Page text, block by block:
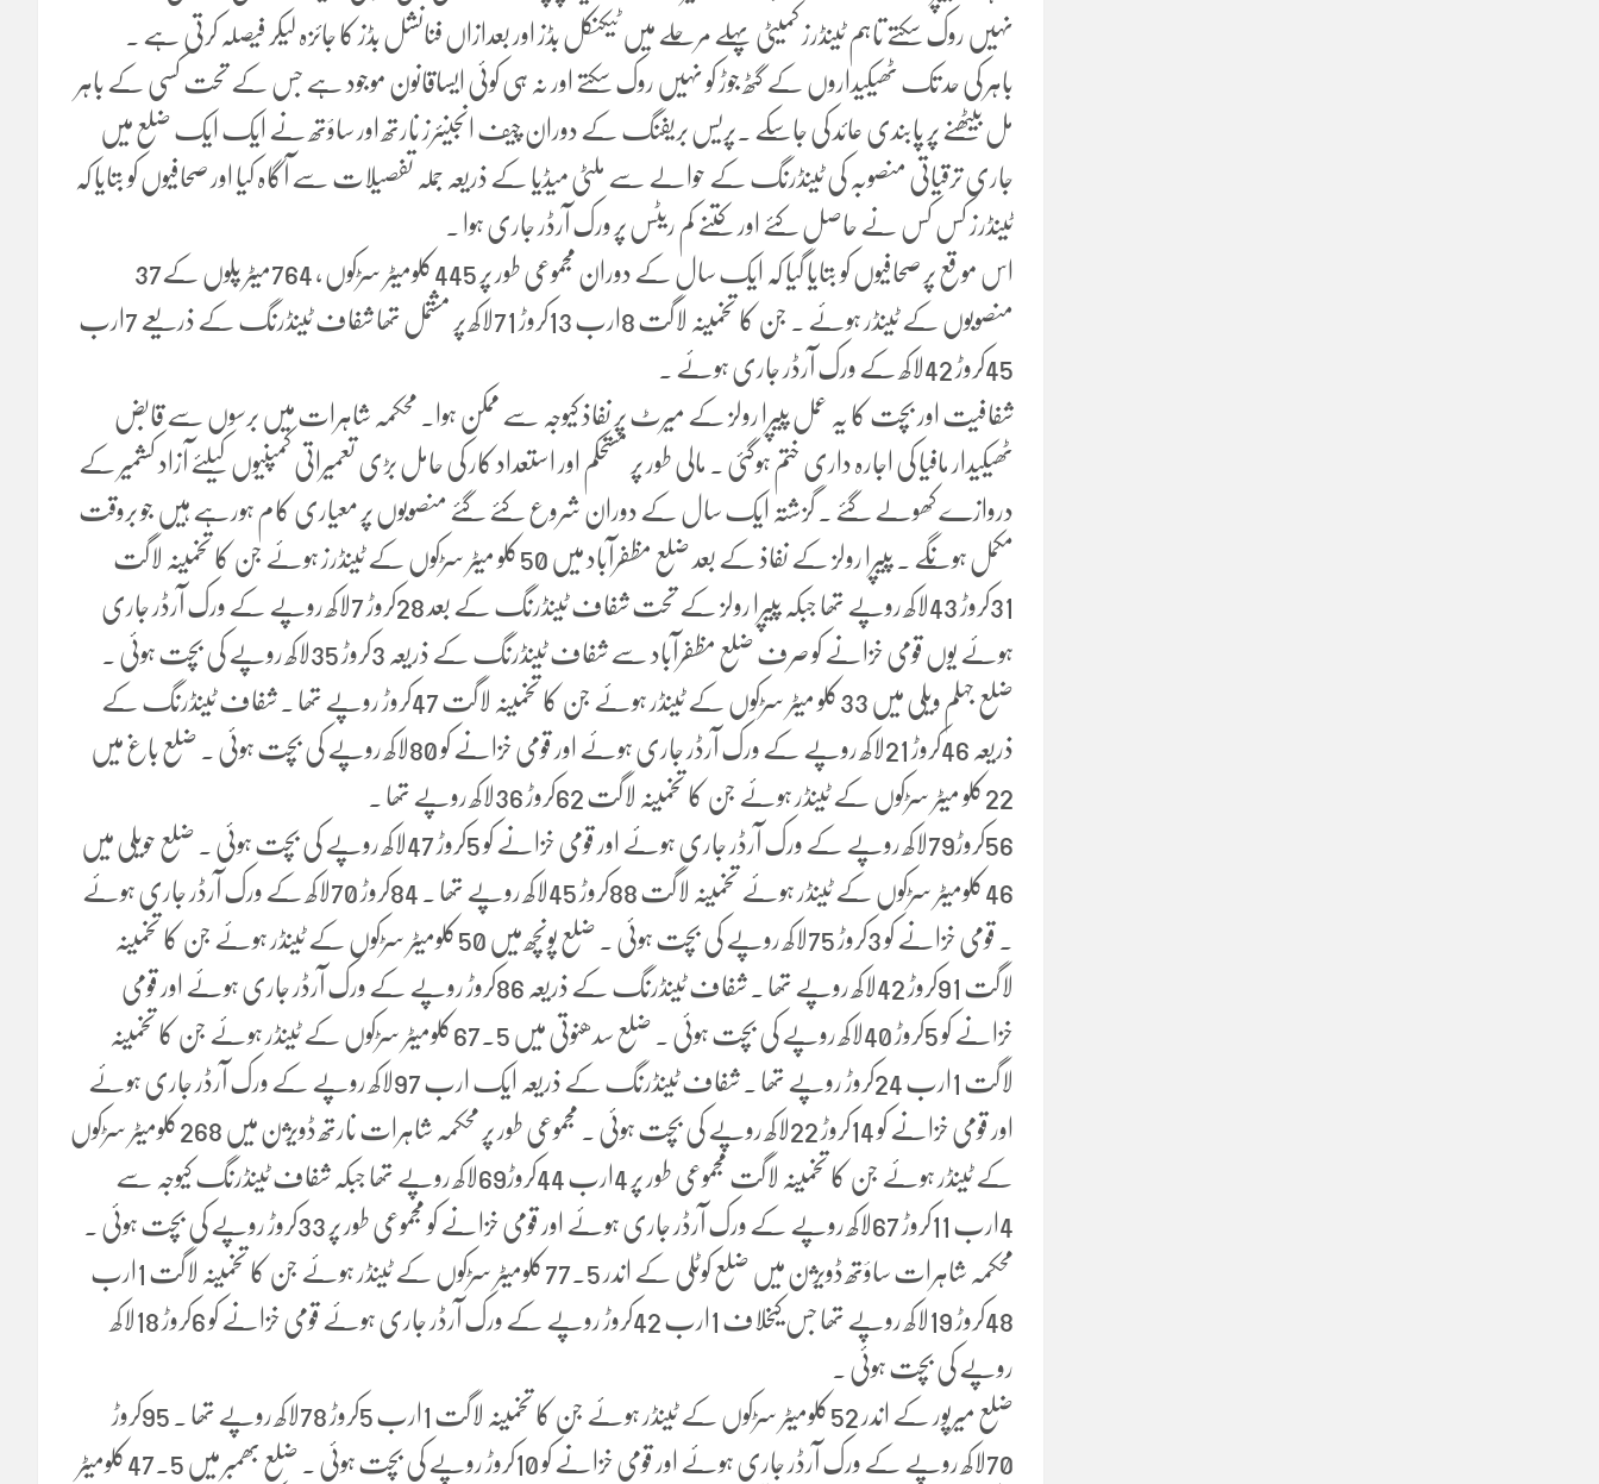
نہیں روک سکتے تاہم ٹینڈرز کمیٹی پہلے مرحلے میں ٹیکنکل بڈز اور بعدازاں فنانشل بڈز کا جائزہ لیکر فیصلہ کرتی ہے ۔
باہر کی حد تک ٹھیکیداروں کے گٹھ جوڑ کو نہیں روک سکتے اور نہ ہی کوئی ایساقانون موجود ہے جس کے تحت کسی کے باہر
مل بیٹھنے پر پابندی عائد کی جاسکے ۔پریس بریفنگ کے دوران چیف انجینئرز نارتھ اور ساؤتھ نے ایک ایک ضلع میں
جاری ترقیاتی منصوبہ کی ٹینڈرنگ کے حوالے سے ملٹی میڈیا کے ذریعہ جملہ تفصیلات سے آگاہ کیا اور صحافیوں کو بتایا کہ
ٹینڈرز کس کس نے حاصل کئے اور کتنے کم ریٹس پر ورک آرڈر جاری ہوا ۔
اس موقع پر صحافیوں کو بتایا گیا کہ ایک سال کے دوران مجموعی طور پر 445کلومیٹر سڑکوں ، 764میٹر پلوں کے37
منصوبوں کے ٹینڈر ہوئے ۔ جن کا تخمینہ لاگت 8ارب 13کروڑ 71لاکھ پر مشتمل تھا شفاف ٹینڈرنگ کے ذریعے 7ارب
45کروڑ 42لاکھ کے ورک آرڈر جاری ہوئے ۔
شفافیت اور بچت کا یہ عمل پیپرا رولز کے میرٹ پر نفاذ کیوجہ سے ممکن ہوا۔ محکمہ شاہرات میں برسوں سے قابض
ٹھیکیدار مافیا کی اجارہ داری ختم ہوگئی ۔ مالی طور پر مستحکم اور استعداد کار کی حامل بڑی تعمیراتی کمپنیوں کیلئے آزاد کشمیر کے
دروازے کھولے گئے ۔ گزشتہ ایک سال کے دوران شروع کئے گئے منصوبوں پر معیاری کام ہورہے ہیں جو بروقت
مکمل ہونگے ۔ پیپرا رولز کے نفاذ کے بعد ضلع مظفرآباد میں 50کلو میٹر سڑکوں کے ٹینڈرز ہوئے جن کا تخمینہ لاگت
31کروڑ 43لاکھ روپے تھا جبکہ پیپرا رولز کے تحت شفاف ٹینڈرنگ کے بعد 28کروڑ 7لاکھ روپے کے ورک آرڈر جاری
ہوئے یوں قومی خزانے کو صرف ضلع مظفرآباد سے شفاف ٹینڈرنگ کے ذریعہ 3کروڑ 35لاکھ روپے کی بچت ہوئی ۔
ضلع جہلم ویلی میں 33کلو میٹر سڑکوں کے ٹینڈر ہوئے جن کا تخمینہ لاگت 47کروڑ روپے تھا ۔ شفاف ٹینڈرنگ کے
ذریعہ 46کروڑ 21لاکھ روپے کے ورک آرڈر جاری ہوئے اور قومی خزانے کو 80لاکھ روپے کی بچت ہوئی ۔ ضلع باغ میں
22کلو میٹر سڑکوں کے ٹینڈر ہوئے جن کا تخمینہ لاگت 62کروڑ 36لاکھ روپے تھا ۔
56کروڑ79لاکھ روپے کے ورک آرڈر جاری ہوئے اور قومی خزانے کو 5کروڑ 47لاکھ روپے کی بچت ہوئی ۔ ضلع حویلی میں
46کلومیٹر سڑکوں کے ٹینڈر ہوئے تخمینہ لاگت 88کروڑ 45لاکھ روپے تھا ۔ 84کروڑ 70لاکھ کے ورک آرڈر جاری ہوئے
۔ قومی خزانے کو 3کروڑ 75لاکھ روپے کی بچت ہوئی ۔ ضلع پونچھ میں 50کلومیٹر سڑکوں کے ٹینڈر ہوئے جن کا تخمینہ
لاگت 91کروڑ 42لاکھ روپے تھا ۔ شفاف ٹینڈرنگ کے ذریعہ 86کروڑ روپے کے ورک آرڈر جاری ہوئے اور قومی
خزانے کو 5کروڑ 40لاکھ روپے کی بچت ہوئی ۔ ضلع سدھنوتی میں 67.5کلومیٹر سڑکوں کے ٹینڈر ہوئے جن کا تخمینہ
لاگت 1ارب 24کروڑ روپے تھا ۔ شفاف ٹینڈرنگ کے ذریعہ ایک ارب 97لاکھ روپے کے ورک آرڈر جاری ہوئے
اور قومی خزانے کو 14کروڑ 22لاکھ روپے کی بچت ہوئی ۔ مجموعی طور پر محکمہ شاہرات نارتھ ڈویژن میں 268کلومیٹر سڑکوں
کے ٹینڈر ہوئے جن کا تخمینہ لاگت مجموعی طور پر 4ارب 44کروڑ69لاکھ روپے تھا جبکہ شفاف ٹینڈرنگ کیوجہ سے
4ارب 11کروڑ 67لاکھ روپے کے ورک آرڈر جاری ہوئے اور قومی خزانے کو مجموعی طور پر 33کروڑ روپے کی بچت ہوئی ۔
محکمہ شاہرات ساؤتھ ڈویژن میں ضلع کوٹلی کے اندر 77.5کلومیٹر سڑکوں کے ٹینڈر ہوئے جن کا تخمینہ لاگت 1ارب
48کروڑ 19لاکھ روپے تھا جس کیخلاف 1ارب 42کروڑ روپے کے ورک آرڈر جاری ہوئے قومی خزانے کو 6کروڑ 18لاکھ
روپے کی بچت ہوئی ۔
ضلع میرپور کے اندر 52کلومیٹر سڑکوں کے ٹینڈر ہوئے جن کا تخمینہ لاگت 1ارب 5کروڑ 78لاکھ روپے تھا ۔ 95کروڑ
70لاکھ روپے کے ورک آرڈر جاری ہوئے اور قومی خزانے کو 10کروڑ روپے کی بچت ہوئی ۔ ضلع بھمبر میں 47.5کلومیٹر